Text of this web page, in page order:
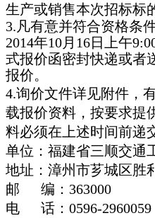
生产或销售本次招标标
3.凡有意并符合资格条
2014年10月16日上午
式报价函密封快递或者
报价。
4.询价文件详见附件，
载报价资料，按要求提
料必须在上述时间前递
单位：福建省三顺交通
地址：漳州市芗城区胜
邮 编：363000
电 话：0596-2960059